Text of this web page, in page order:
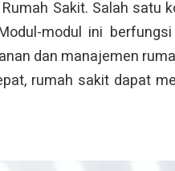
Sakit. Salah satu
modul ini
dan manajemen
rumah sakit dapat